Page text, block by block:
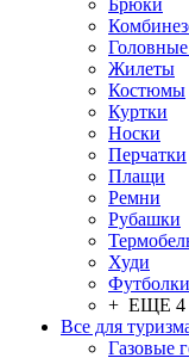
Брюки
Жилеты
Костюмы
Куртки
Носки
Перчатки
Плащи
Ремни
Рубашки
Худи
Футболки
+ ЕЩЕ 4
Все для
Газовые